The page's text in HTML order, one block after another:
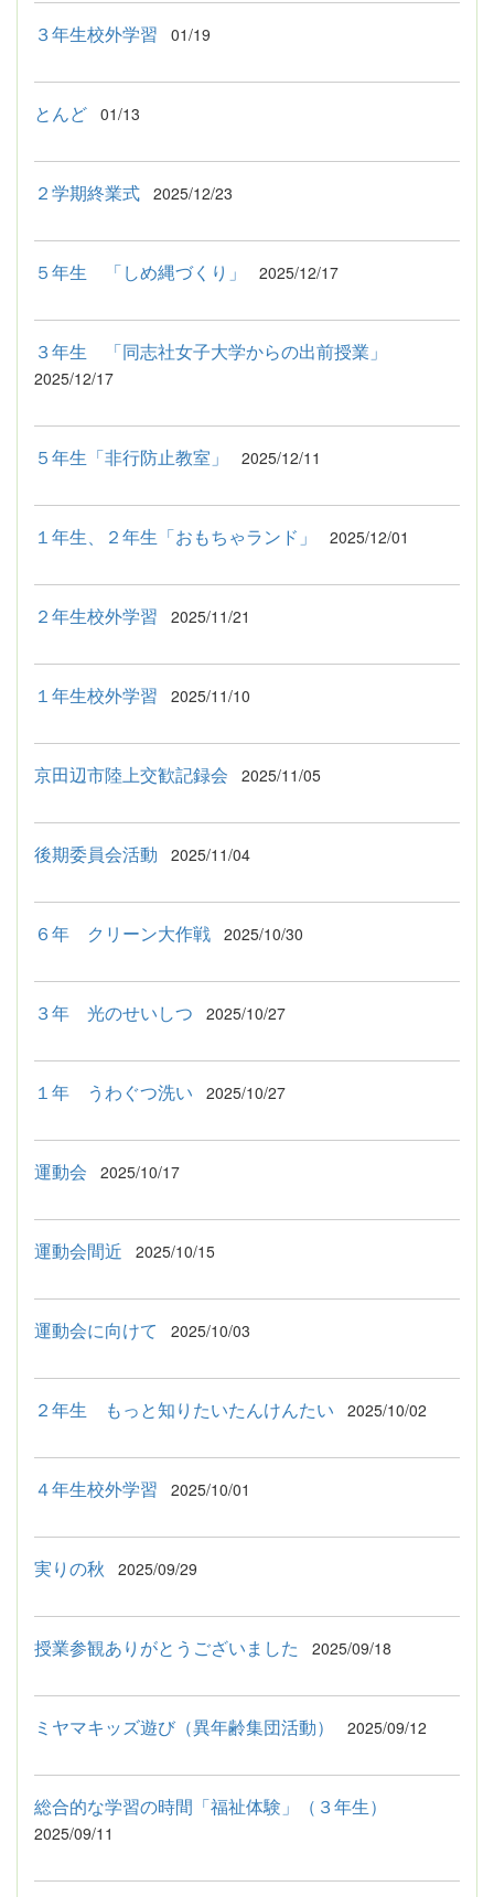
３年生校外学習 01/19
とんど 01/13
２学期終業式 2025/12/23
５年生 「しめ縄づくり」 2025/12/17
３年生 「同志社女子大学からの出前授業」
2025/12/17
５年生「非行防止教室」 2025/12/11
１年生、２年生「おもちゃランド」 2025/12/01
２年生校外学習 2025/11/21
１年生校外学習 2025/11/10
京田辺市陸上交歓記録会 2025/11/05
後期委員会活動 2025/11/04
６年 クリーン大作戦 2025/10/30
３年 光のせいしつ 2025/10/27
１年 うわぐつ洗い 2025/10/27
運動会 2025/10/17
運動会間近 2025/10/15
運動会に向けて 2025/10/03
２年生 もっと知りたいたんけんたい 2025/10/02
４年生校外学習 2025/10/01
実りの秋 2025/09/29
授業参観ありがとうございました 2025/09/18
ミヤマキッズ遊び（異年齢集団活動） 2025/09/12
総合的な学習の時間「福祉体験」（３年生）
2025/09/11